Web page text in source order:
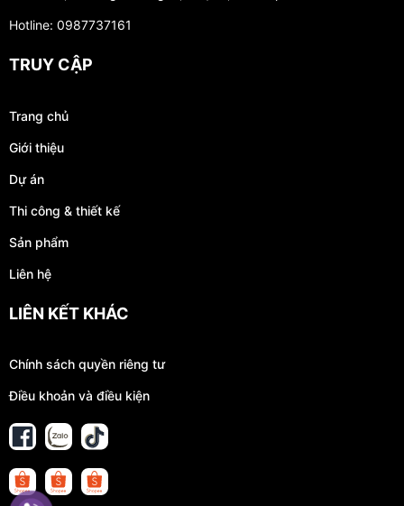
Hotline: 0987737161
TRUY CẬP
Trang chủ
Giới thiệu
Dự án
Thi công & thiết kế
Sản phẩm
Liên hệ
LIÊN KẾT KHÁC
Chính sách quyền riêng tư
Điều khoản và điều kiện